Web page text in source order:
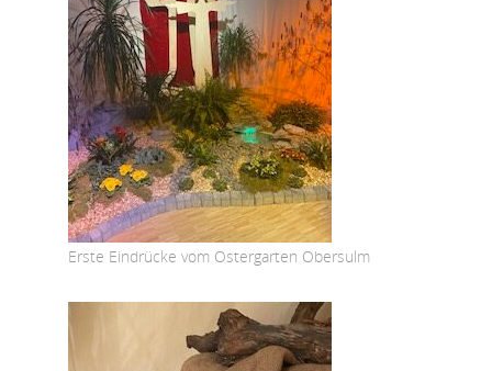
Erste Eindrücke vom Ostergarten Obersulm